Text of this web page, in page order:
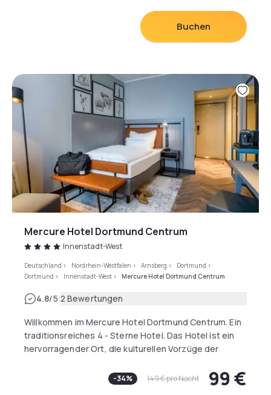
kostenfrei. Unser Haus hat sechs Tagungsräume für
Veranstaltungen mit bis zu 100 Personen. Bis zum
Airport sind es 12 km und ca. 2 km bis Hbf und
Buchen
Mercure Hotel Dortmund Centrum
Innenstadt-West
Deutschland > Nordrhein-Westfalen > Arnsberg > Dortmund >
Dortmund > Innenstadt-West > Mercure Hotel Dortmund Centrum
4.8/5|2 Bewertungen
Willkommen im Mercure Hotel Dortmund Centrum. Ein
traditionsreiches 4 - Sterne Hotel. Das Hotel ist ein
hervorragender Ort, die kulturellen Vorzüge der
Hotel liegt nur wenige Schritte vom Friedensplatz mit
historischem und neuem Rathaus. Attraktionen wie
-34% 149 €pro Nacht 99 €